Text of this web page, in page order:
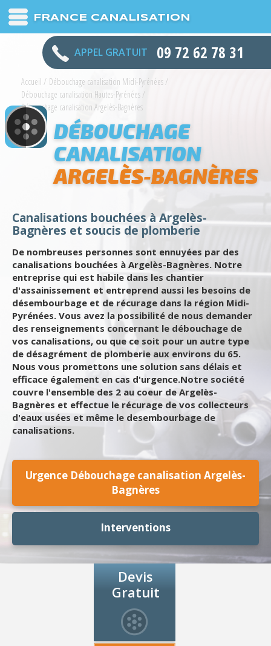
FRANCE CANALISATION
APPEL GRATUIT 09 72 62 78 31
Accueil / Débouchage canalisation Midi-Pyrénées/
Débouchage canalisation Hautes-Pyrénées /
Débouchage canalisation Argelès-Bagnères
DÉBOUCHAGE
CANALISATION
ARGELÈS-BAGNÈRES
Canalisations bouchées à Argelès-
Bagnères et soucis de plomberie
De nombreuses personnes sont ennuyées par des
canalisations bouchées à Argelès-Bagnères. Notre
entreprise qui est habile dans les chantier
d'assainissement et entreprend aussi les besoins de
désembourbage et de récurage dans la région Midi-
Pyrénées. Vous avez la possibilité de nous demander
des renseignements concernant le débouchage de
vos canalisations, ou que ce soit pour un autre type
de désagrément de plomberie aux environs du 65.
Nous vous promettons une solution sans délais et
efficace également en cas d'urgence.Notre société
couvre l'ensemble des 2 au coeur de Argelès-
Bagnères et effectue le récurage de vos collecteurs
d'eaux usées et même le desembourbage de
canalisations.
Urgence Débouchage canalisation Argelès-
Bagnères
Interventions
Devis
Gratuit